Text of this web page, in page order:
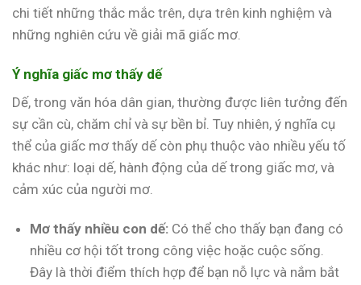
chi tiết những thắc mắc trên, dựa trên kinh nghiệm và
những nghiên cứu về giải mã giấc mơ.
Ý nghĩa giấc mơ thấy dế
Dế, trong văn hóa dân gian, thường được liên tưởng đến
sự cần cù, chăm chỉ và sự bền bỉ. Tuy nhiên, ý nghĩa cụ
thể của giấc mơ thấy dế còn phụ thuộc vào nhiều yếu tố
khác như: loại dế, hành động của dế trong giấc mơ, và
cảm xúc của người mơ.
Mơ thấy nhiều con dế: Có thể cho thấy bạn đang có
nhiều cơ hội tốt trong công việc hoặc cuộc sống.
Đây là thời điểm thích hợp để bạn nỗ lực và nắm bắt